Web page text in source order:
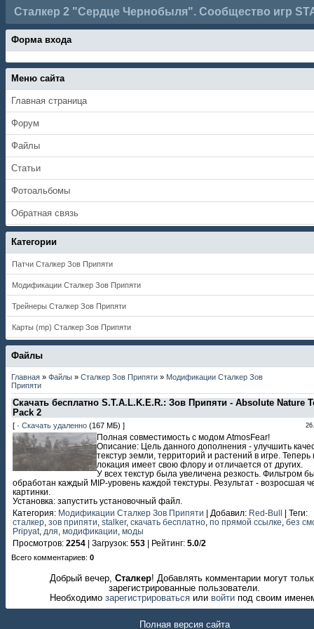
Сталкер 2 "Сердце Чернобыля". Сообщество игр
Форма входа
Меню сайта
Главная страница
Форум
Файлы
Статьи
Фотоальбомы
Обратная связь
Категории
Патчи Сталкер Зов Припяти
Модификации Сталкер Зов Припяти
Трейнеры Сталкер Зов Припяти
Карты (mp) Сталкер Зов Припяти
Файлы
Главная » Файлы » Сталкер Зов Припяти » Модификации Сталкер Зов
Припяти
Скачать бесплатно S.T.A.L.K.E.R.: Зов Припяти - Absolute Nature
Pack 2
[ · Скачать удаленно (167 МБ) ]
Полная совместимость с модом AtmosFear!
Описание: Цель данного дополнения - улучшить
текстур земли, территорий и растений в игре. Теперь
локация имеет свою флору и отличается от других.
У всех текстур была увеличена резкость. Фильтром
обработан каждый MIP-уровень каждой текстуры. Результат - возросшая
картинки.
Установка: запустить установочный файл.
Категория: Модификации Сталкер Зов Припяти | Добавил: Red-Bull | Теги:
сталкер зов припяти stalker, скачать бесплатно по прямой ссылке без
Pripyat для модификации моды
Просмотров: 2254 | Загрузок: 553 | Рейтинг: 5.0/2
Всего комментариев: 0
Добрый вечер,Сталкер! Добавлять комментарии могут
зарегистрированные пользователи.
Необходимо зарегистрироваться или войти под своим
Полная версия сайта